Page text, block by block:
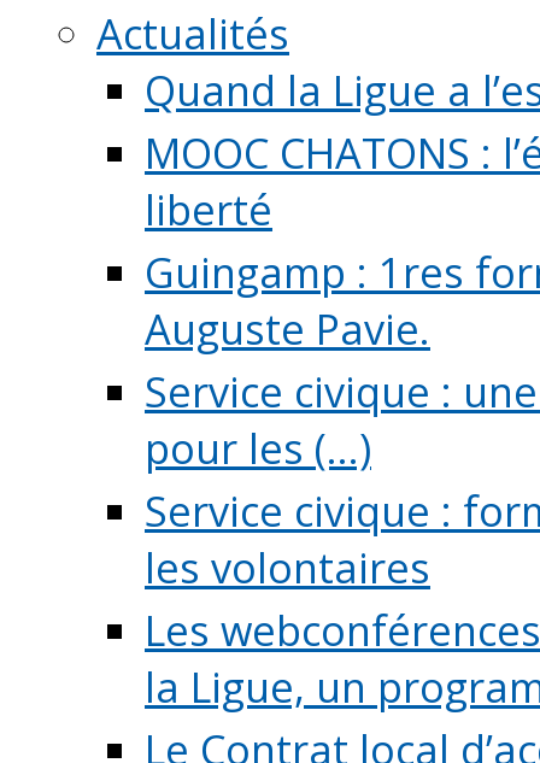
Actualités
Quand la Ligue a
MOOC CHATONS
liberté
Guingamp : 1res
Auguste Pavie.
Service civique :
pour les (...)
Service civique :
les volontaires
Les
la Ligue, un
Le Contrat local